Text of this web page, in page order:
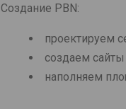
Создание PBN:
проектируем
создаем сайты
наполняем